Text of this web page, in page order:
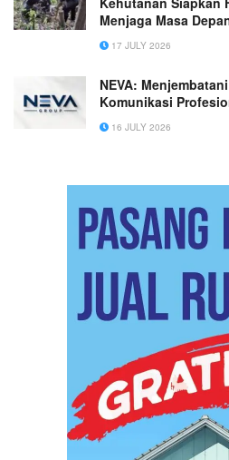
Menjaga Masa
17 JULY 2026
NEVA:
Komunikasi
16 JULY 2026